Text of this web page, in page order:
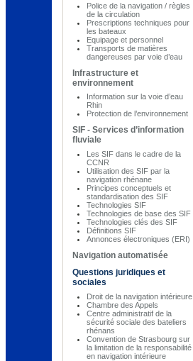
Police de la navigation / règles
de la circulation
Prescriptions techniques pour
les bateaux
Equipage et personnel
Transports de matières
dangereuses par voie d’eau
Infrastructure et
environnement
Information sur la voie d’eau
Rhin
Protection de l’environnement
SIF - Services d’information
fluviale
Les SIF dans le cadre de la
CCNR
Utilisation des SIF par la
navigation rhénane
Principes conceptuels et
standardisation des SIF
Technologies SIF
Technologies de base des SIF
Technologies clés des SIF
Définitions SIF
Annonces électroniques (ERI)
Navigation automatisée
Questions juridiques et
sociales
Droit de la navigation intérieure
Chambre des Appels
Centre administratif de la
sécurité sociale des bateliers
rhénans
Convention de Strasbourg sur
la limitation de la responsabilité
en navigation intérieure